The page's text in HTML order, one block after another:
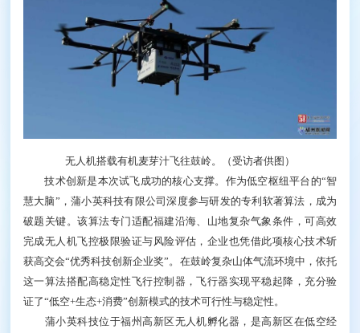
无人机搭载有机麦芽汁飞往鼓岭。（受访者供图）
技术创新是本次试飞成功的核心支撑。作为低空枢纽平台的“智
慧大脑”，蒲小英科技有限公司深度参与研发的专利软著算法，成为
破题关键。该算法专门适配福建沿海、山地复杂气象条件，可高效
完成无人机飞控极限验证与风险评估，企业也凭借此项核心技术斩
获高交会“优秀科技创新企业奖”。在鼓岭复杂山体气流环境中，依托
这一算法搭配高稳定性飞行控制器，飞行器实现平稳起降，充分验
证了“低空+生态+消费”创新模式的技术可行性与稳定性。
蒲小英科技位于福州高新区无人机孵化器，是高新区在低空经